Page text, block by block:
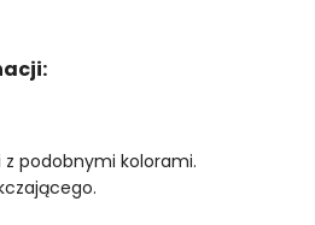
podobnymi kolorami.